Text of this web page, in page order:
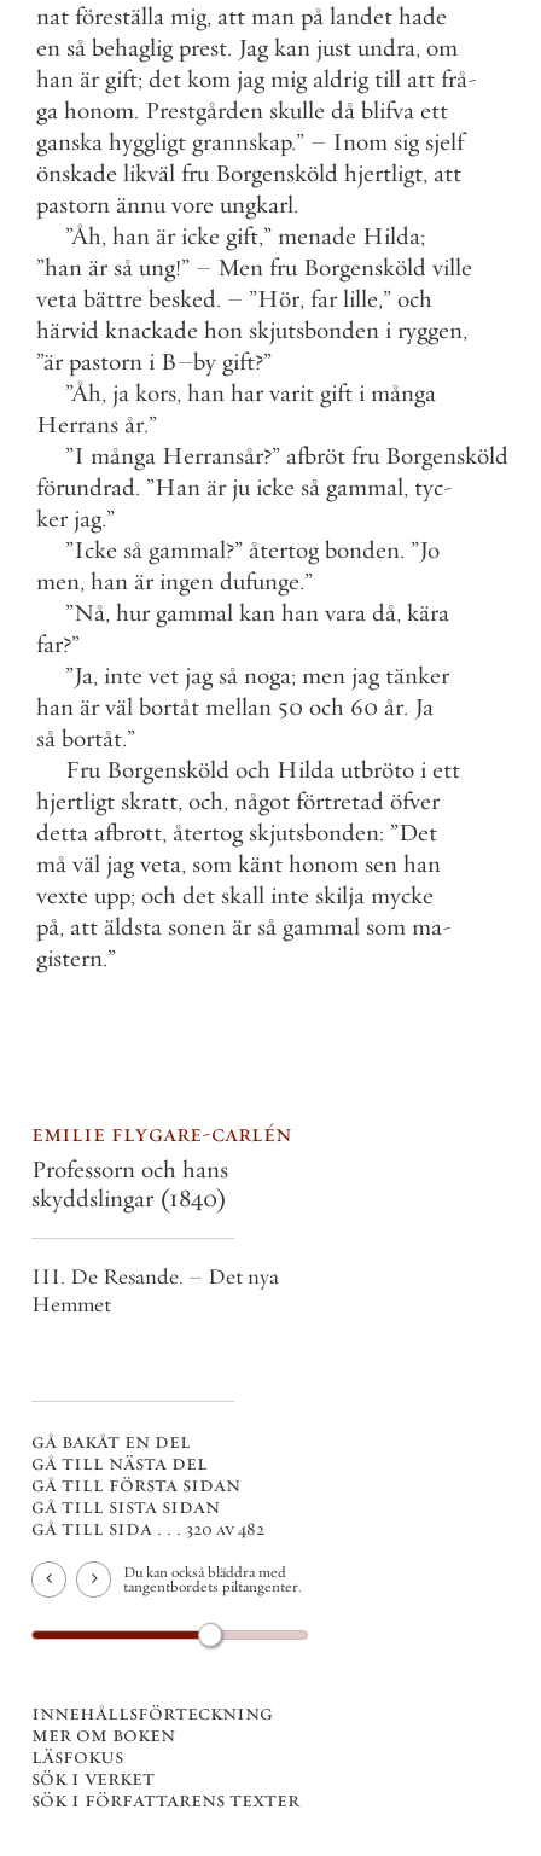
nat föreställa mig, att man på landet hade
en så behaglig prest. Jag kan just undra, om
han är gift; det kom jag mig aldrig till att frå-
ga honom. Prestgården skulle då blifva ett
ganska hyggligt grannskap.” – Inom sig sjelf
önskade likväl fru Borgensköld hjertligt, att
pastorn ännu vore ungkarl.
”Åh, han är icke gift,” menade Hilda;
”han är så ung!” – Men fru Borgensköld ville
veta bättre besked. – ”Hör, far lille,” och
härvid knackade hon skjutsbonden i ryggen,
”är pastorn i B–by gift?”
”Åh, ja kors, han har varit gift i många
Herrans år.”
”I många Herransår?” afbröt fru Borgensköld
förundrad. ”Han är ju icke så gammal, tyc-
ker jag.”
”Icke så gammal?” återtog bonden. ”Jo
men, han är ingen dufunge.”
”Nå, hur gammal kan han vara då, kära
far?”
”Ja, inte vet jag så noga; men jag tänker
han är väl bortåt mellan 50 och 60 år. Ja
så bortåt.”
Fru Borgensköld och Hilda utbröto i ett
hjertligt skratt, och, något förtretad öfver
detta afbrott, återtog skjutsbonden: ”Det
må väl jag veta, som känt honom sen han
vexte upp; och det skall inte skilja mycke
på, att äldsta sonen är så gammal som ma-
gistern.”
emilie flygare-carlén
Professorn och hans
skyddslingar (1840)
III. De Resande. – Det nya
Hemmet
gå bakåt en del
gå till nästa del
gå till första sidan
gå till sista sidan
gå till sida . . . 320 av 482
Du kan också bläddra med
tangentbordets piltangenter.
innehållsförteckning
mer om boken
läsfokus
sök i verket
sök i författarens texter